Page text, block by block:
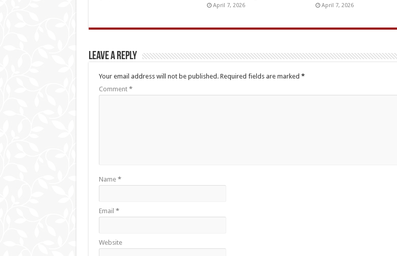
April 7, 2026 April 7, 2026
Leave a Reply
Your email address will not be published. Required fields are marked *
Comment *
Name *
Email *
Website